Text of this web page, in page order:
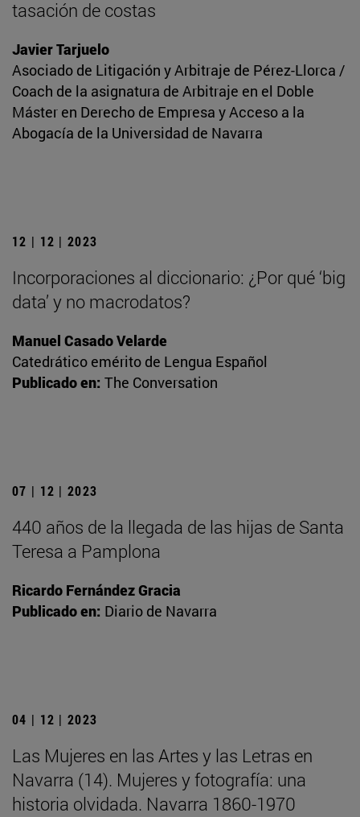
tasación de costas
Javier Tarjuelo
Asociado de Litigación y Arbitraje de Pérez-Llorca /
Coach de la asignatura de Arbitraje en el Doble
Máster en Derecho de Empresa y Acceso a la
Abogacía de la Universidad de Navarra
12 | 12 | 2023
Incorporaciones al diccionario: ¿Por qué ‘big
data’ y no macrodatos?
Manuel Casado Velarde
Catedrático emérito de Lengua Español
Publicado en: The Conversation
07 | 12 | 2023
440 años de la llegada de las hijas de Santa
Teresa a Pamplona
Ricardo Fernández Gracia
Publicado en: Diario de Navarra
04 | 12 | 2023
Las Mujeres en las Artes y las Letras en
Navarra (14). Mujeres y fotografía: una
historia olvidada. Navarra 1860-1970